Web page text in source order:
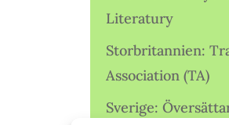
Literatury
Storbritannien:
Association (TA)
Sverige: